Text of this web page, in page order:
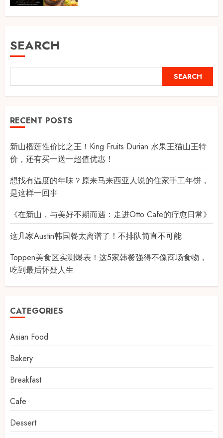
SEARCH
SEARCH
RECENT POSTS
新山榴莲性价比之王！King Fruits Durian 水果王猫山王特
价，还有买一送一超值优惠！
想找有温度的年味？原来马来西亚人说的住家手工年饼，
是这样一回事
《在新山，与美好不期而遇：走进Otto Cafe的疗愈日常》
这几家Austin韩国餐太离谱了！不排队简直不可能
Toppen美食区实测爆表！这5家韩餐强得不像商场食物，
吃到最后怀疑人生
CATEGORIES
Asian Food
Bakery
Breakfast
Cafe
Dessert